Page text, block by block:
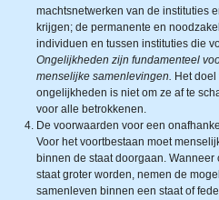
machtsnetwerken van de instituties
krijgen; de permanente en
individuen en tussen instituties die
Ongelijkheden zijn fundamenteel
menselijke samenlevingen. Het
ongelijkheden is niet om ze af te
voor alle betrokkenen.
De voorwaarden voor een
Voor het voortbestaan moet
binnen de staat doorgaan.
staat groter worden, nemen de
samenleven binnen een staat of